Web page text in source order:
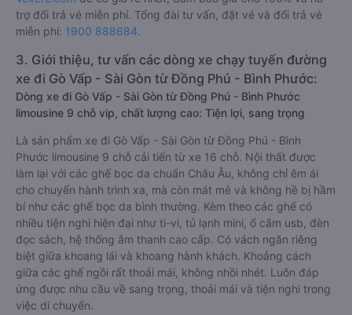
trợ đổi trả vé miễn phí. Tổng đài tư vấn, đặt vé và đổi trả vé
miễn phí: 1900 888684.
3. Giới thiệu, tư vấn các dòng xe chạy tuyến đường
xe đi Gò Vấp - Sài Gòn từ Đồng Phú - Bình Phước:
Dòng xe đi Gò Vấp - Sài Gòn từ Đồng Phú - Bình Phước
limousine 9 chỗ vip, chất lượng cao: Tiện lợi, sang trọng
Là sản phẩm xe đi Gò Vấp - Sài Gòn từ Đồng Phú - Bình
Phước limousine 9 chỗ cải tiến từ xe 16 chỗ. Nội thất được
làm lại với các ghế bọc da chuẩn Châu Âu, không chỉ êm ái
cho chuyến hành trình xa, mà còn mát mẻ và không hề bị hầm
bí như các ghế bọc da bình thường. Kèm theo các ghế có
nhiều tiện nghi hiện đại như ti-vi, tủ lạnh mini, ổ cắm usb, đèn
đọc sách, hệ thống âm thanh cao cấp. Có vách ngăn riêng
biệt giữa khoang lái và khoang hành khách. Khoảng cách
giữa các ghế ngồi rất thoải mái, không nhồi nhét. Luôn đáp
ứng được nhu cầu về sang trọng, thoải mái và tiện nghi trong
việc di chuyển.